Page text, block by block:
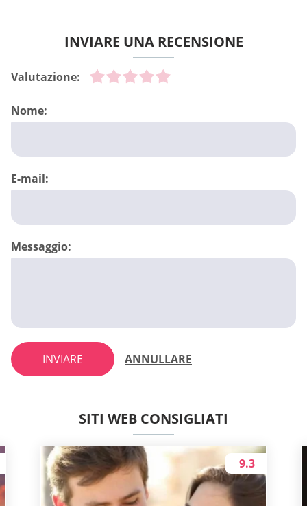
INVIARE UNA RECENSIONE
Valutazione:
Nome:
E-mail:
Messaggio:
INVIARE ANNULLARE
SITI WEB CONSIGLIATI
9.3